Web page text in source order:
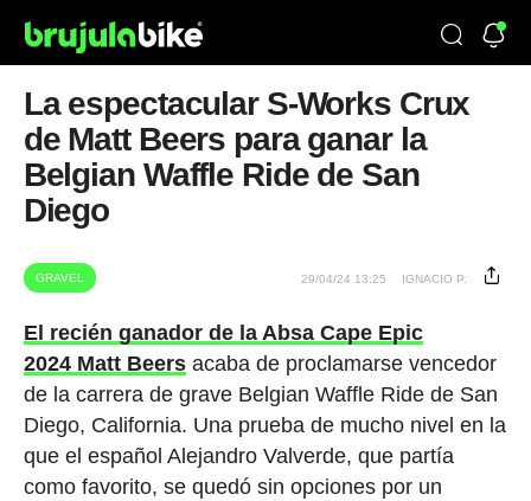
La espectacular S-Works Crux
de Matt Beers para ganar la
Belgian Waffle Ride de San
Diego
GRAVEL 29/04/24 13:25 IGNACIO P.
El recién ganador de la Absa Cape Epic
2024 Matt Beersacaba de proclamarse vencedor
de la carrera de grave Belgian Waffle Ride de San
Diego, California. Una prueba de mucho nivel en la
que el español Alejandro Valverde, que partía
como favorito, se quedó sin opciones por un